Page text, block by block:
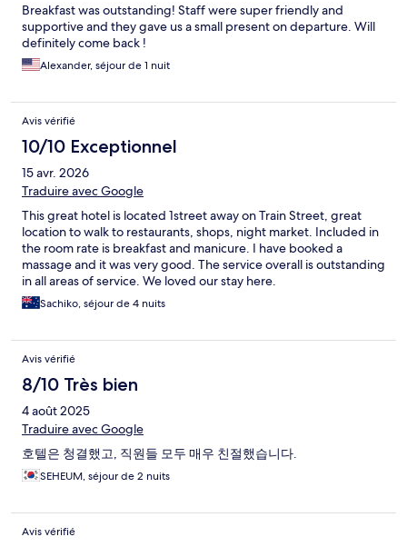
Breakfast was outstanding! Staff were super friendly and
supportive and they gave us a small present on departure. Will
definitely come back !
Alexander, séjour de 1 nuit
Avis vérifié
10/10 Exceptionnel
15 avr. 2026
Traduire avec Google
This great hotel is located 1street away on Train Street, great
location to walk to restaurants, shops, night market. Included in
the room rate is breakfast and manicure. I have booked a
massage and it was very good. The service overall is outstanding
in all areas of service. We loved our stay here.
Sachiko, séjour de 4 nuits
Avis vérifié
8/10 Très bien
4 août 2025
Traduire avec Google
호텔은 청결했고, 직원들 모두 매우 친절했습니다.
SEHEUM, séjour de 2 nuits
Avis vérifié